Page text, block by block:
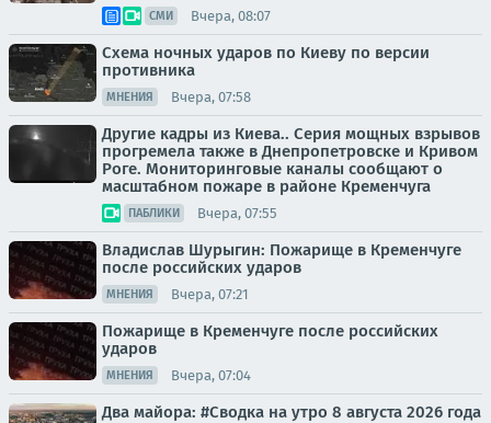
СМИ Вчера, 08:07
Схема ночных ударов по Киеву по версии
противника
МНЕНИЯ Вчера, 07:58
Другие кадры из Киева.. Серия мощных взрывов
прогремела также в Днепропетровске и Кривом
Роге. Мониторинговые каналы сообщают о
масштабном пожаре в районе Кременчуга
ПАБЛИКИ Вчера, 07:55
Владислав Шурыгин: Пожарище в Кременчуге
после российских ударов
МНЕНИЯ Вчера, 07:21
Пожарище в Кременчуге после российских
ударов
МНЕНИЯ Вчера, 07:04
Два майора: #Сводка на утро 8 августа 2026 года